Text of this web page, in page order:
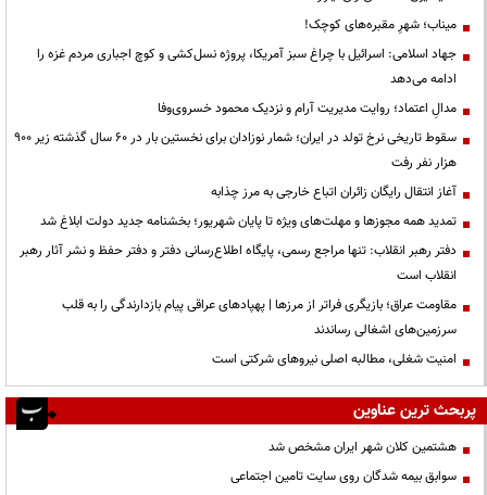
میناب؛ شهرِ مقبره‌های کوچک!
جهاد اسلامی: اسرائیل با چراغ سبز آمریکا، پروژه نسل‌کشی و کوچ اجباری مردم غزه را
ادامه می‌دهد
مدالِ اعتماد؛ روایت مدیریت آرام و نزدیک محمود خسروی‌وفا
سقوط تاریخی نرخ تولد در ایران؛ شمار نوزادان برای نخستین بار در ۶۰ سال گذشته زیر ۹۰۰
هزار نفر رفت
آغاز انتقال رایگان زائران اتباع خارجی به مرز چذابه
تمدید همه مجوزها و مهلت‌های ویژه تا پایان شهریور؛ بخشنامه جدید دولت ابلاغ شد
دفتر رهبر انقلاب: تنها مراجع رسمی، پایگاه اطلاع‌رسانی دفتر و دفتر حفظ و نشر آثار رهبر
انقلاب است
مقاومت عراق؛ بازیگری فراتر از مرزها | پهپادهای عراقی پیام بازدارندگی را به قلب
سرزمین‌های اشغالی رساندند
‌امنیت شغلی، مطالبه اصلی نیروهای شرکتی است
پربحث ترین عناوین
هشتمین کلان شهر ایران مشخص شد
سوابق بیمه شدگان روی سایت تامین اجتماعی